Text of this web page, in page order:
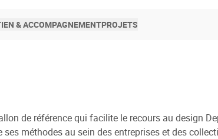
& ACCOMPAGNEMENTPROJETS
de référence qui facilite le recours au design
ses méthodes au sein des entreprises et des